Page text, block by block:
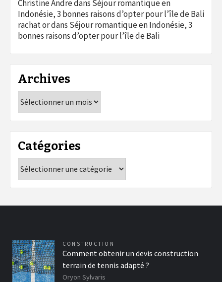
Christine Andredans Séjour romantique en
Indonésie, 3 bonnes raisons d’opter pour l’île de Bali
rachat ordans Séjour romantique en Indonésie, 3
bonnes raisons d’opter pour l’île de Bali
Archives
Catégories
CONSTRUCTION
Comment obtenir un devis construction
terrain de tennis adapté ?
Oryon Sylvaris